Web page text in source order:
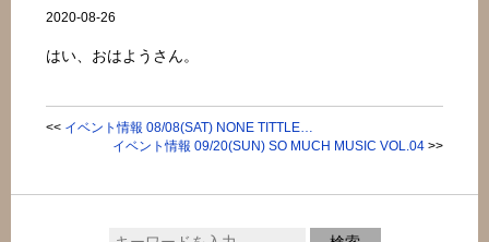
2020-08-26
はい、おはようさん。
<< イベント情報 08/08(SAT) NONE TITTLE…
イベント情報 09/20(SUN) SO MUCH MUSIC VOL.04>>